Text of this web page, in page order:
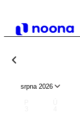
srpna 2026